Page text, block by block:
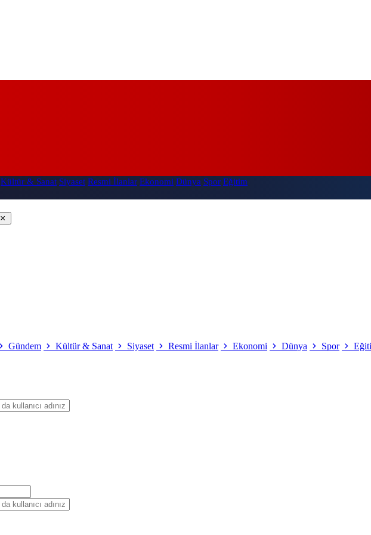
Kültür & Sanat Siyaset Resmi İlanlar Ekonomi Dünya Spor Eğitim
Gündem Kültür & Sanat Siyaset Resmi İlanlar Ekonomi Dünya Spor